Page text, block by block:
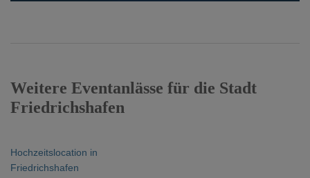
Weitere Eventanlässe für die Stadt
Friedrichshafen
Hochzeitslocation in
Friedrichshafen